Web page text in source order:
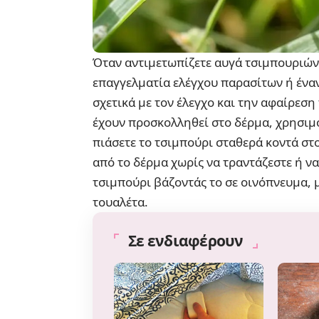
Όταν αντιμετωπίζετε αυγά
επαγγελματία ελέγχου παρασίτων ή
σχετικά με τον έλεγχο και την
έχουν προσκολληθεί στο δέρμα,
πιάσετε το τσιμπούρι σταθερά κοντά
από το δέρμα χωρίς να τραντάζεστε ή
τσιμπούρι βάζοντάς το σε
τουαλέτα.
Σε ενδιαφέρουν